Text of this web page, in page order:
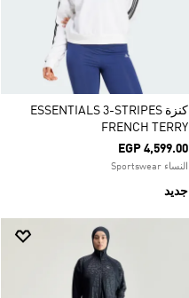
كنزة ESSENTIALS 3-STRIPES
FRENCH TERRY
EGP 4,599.00
النساء Sportswear
جديد